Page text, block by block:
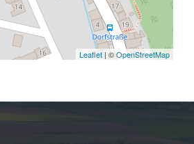
Leaflet| ©OpenStreetMap